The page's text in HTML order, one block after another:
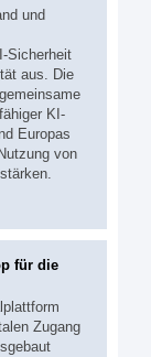
und
Sicherheit
aus. Die
KI-
Europas
von
für die
Zugang